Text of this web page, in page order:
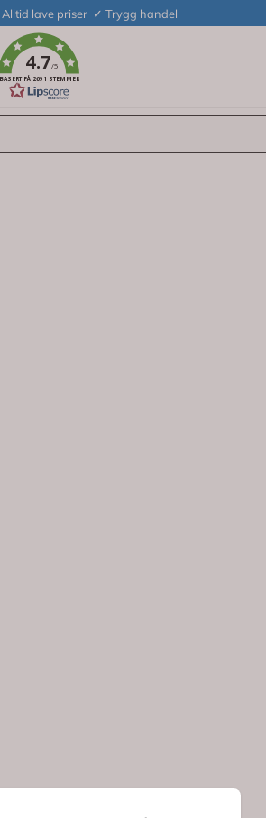
lave priser ✓ Trygg handel
4.7/5
BASERT PÅ 2691 STEMMER